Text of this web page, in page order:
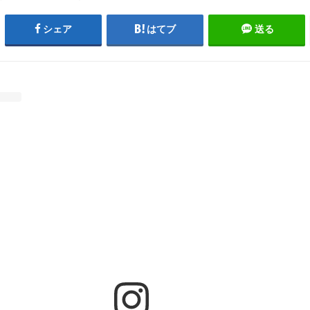
シェア はてブ 送る